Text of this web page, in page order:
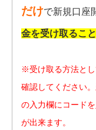
だけで新規口座
金を受け取るこ
※受け取る方法と
確認してください
の入力欄にコード
が出来ます。